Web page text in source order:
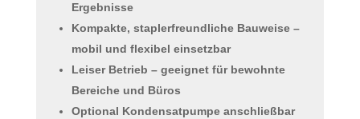
Ergebnisse
Kompakte, staplerfreundliche Bauweise–
mobil und flexibel einsetzbar
Leiser Betrieb – geeignet für bewohnte
Bereiche und Büros
Optional Kondensatpumpe anschließbar